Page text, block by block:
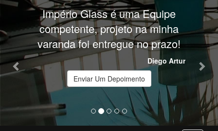
Império Glass é uma Equipe
competente, projeto na minha
varanda foi entregue no prazo!
Diego Artur
Enviar Um Depoimento